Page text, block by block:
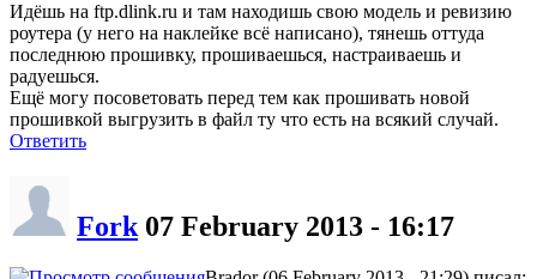
Идёшь на ftp.dlink.ru и там находишь свою модель и ревизию
роутера (у него на наклейке всё написано), тянешь оттуда
последнюю прошивку, прошиваешься, настраиваешь и
радуешься.
Ещё могу посоветовать перед тем как прошивать новой
прошивкой выгрузить в файл ту что есть на всякий случай.
Ответить
Fork 07 February 2013 - 16:17